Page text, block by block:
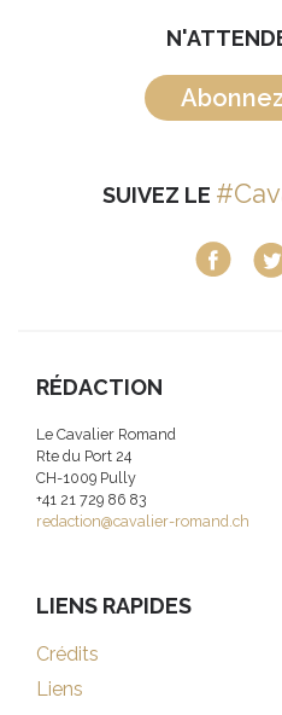
SUIVEZ LE
RÉDACTION
Le Cavalier Romand
Rte du Port 24
CH-1009 Pully
+41 21 729 86 83
redaction@cavalier-romand.ch
LIENS RAPIDES
Crédits
Liens